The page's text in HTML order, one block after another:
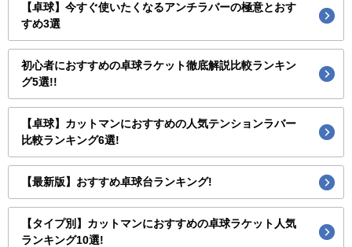
【卓球】今すぐ使いたくなるアンチラバーの極意とおす
すめ3選
初心者におすすめの卓球ラケット徹底解説比較ランキン
グ5選!!
【卓球】カットマンにおすすめの人気テンションラバー
比較ランキング6選!
【最新版】おすすめ卓球台ランキング!
【タイプ別】カットマンにおすすめの卓球ラケット人気
ランキング10選!